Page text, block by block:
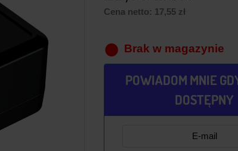
Cena netto: 17,55 zł
Brak w magazynie
POWIADOM MNIE
DOSTĘPNY